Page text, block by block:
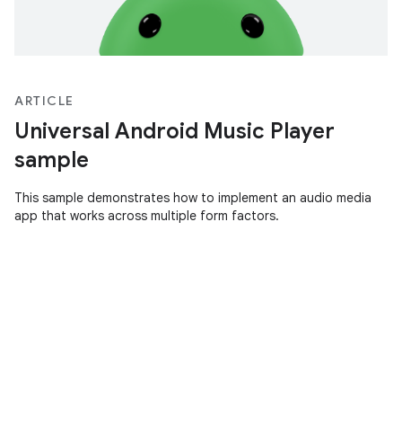
ARTICLE
Universal Android Music Player
sample
This sample demonstrates how to implement an audio media
app that works across multiple form factors.